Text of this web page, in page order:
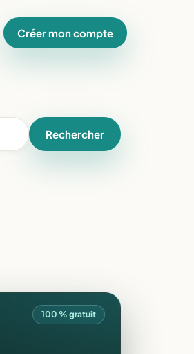
Créer mon compte
Rechercher
100 % gratuit